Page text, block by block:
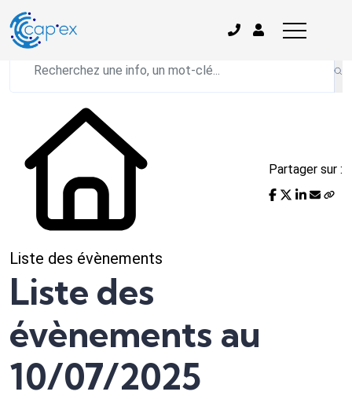
L'actualité du mois
Liste des évènements
Partager sur :
Liste des
évènements au
10/07/2025